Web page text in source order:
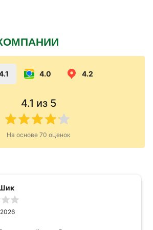
4.0 4.2
4.1 из 5
На основе 70 оценок